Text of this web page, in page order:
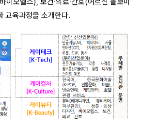
교육과정을 소개한다.